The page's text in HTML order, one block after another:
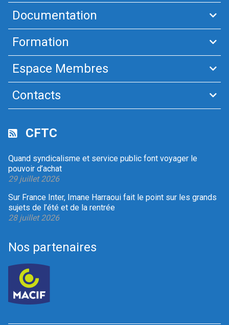
Documentation
Formation
Espace Membres
Contacts
CFTC
Quand syndicalisme et service public font voyager le
pouvoir d’achat
29 juillet 2026
Sur France Inter, Imane Harraoui fait le point sur les grands
sujets de l’été et de la rentrée
28 juillet 2026
Nos partenaires